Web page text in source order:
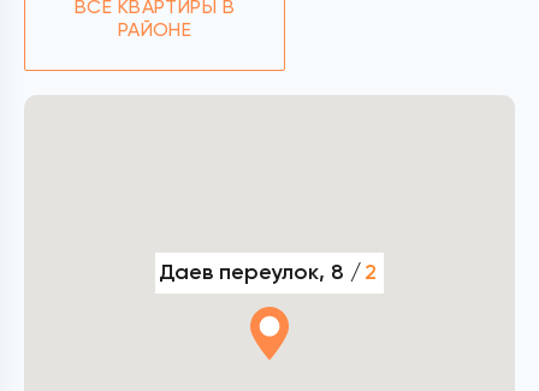
ВСЕ КВАРТИРЫ В
РАЙОНЕ
Даев переулок, 8 / 2